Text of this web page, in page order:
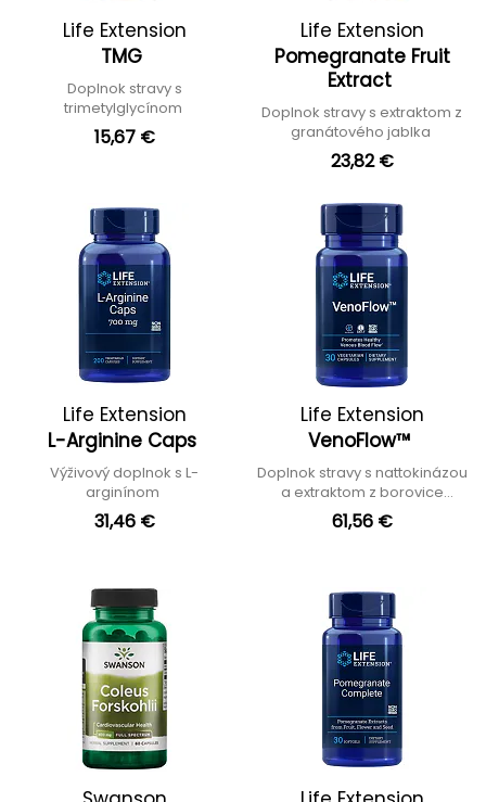
Life Extension
TMG
Doplnok stravy s
trimetylglycínom
15,67 €
Life Extension
Pomegranate Fruit
Extract
Doplnok stravy s extraktom z
granátového jablka
23,82 €
Life Extension
L-Arginine Caps
Výživový doplnok s L-
arginínom
31,46 €
Life Extension
VenoFlow™
Doplnok stravy s nattokinázou
a extraktom z borovice
prímorskej
61,56 €